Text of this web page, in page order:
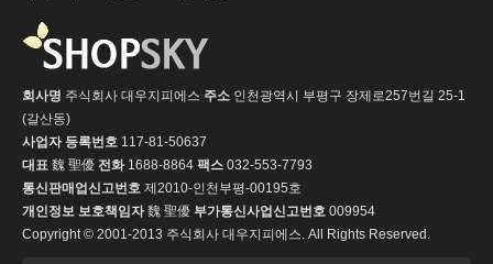
회사명 주식회사 대우지피에스 주소 인천광역시 부평구 장제로257번길 25-1
(갈산동)
사업자 등록번호 117-81-50637
대표 魏 聖優 전화1688-8864 팩스 032-553-7793
통신판매업신고번호 제2010-인천부평-00195호
개인정보 보호책임자魏 聖優 부가통신사업신고번호 009954
Copyright © 2001-2013 주식회사 대우지피에스. All Rights Reserved.